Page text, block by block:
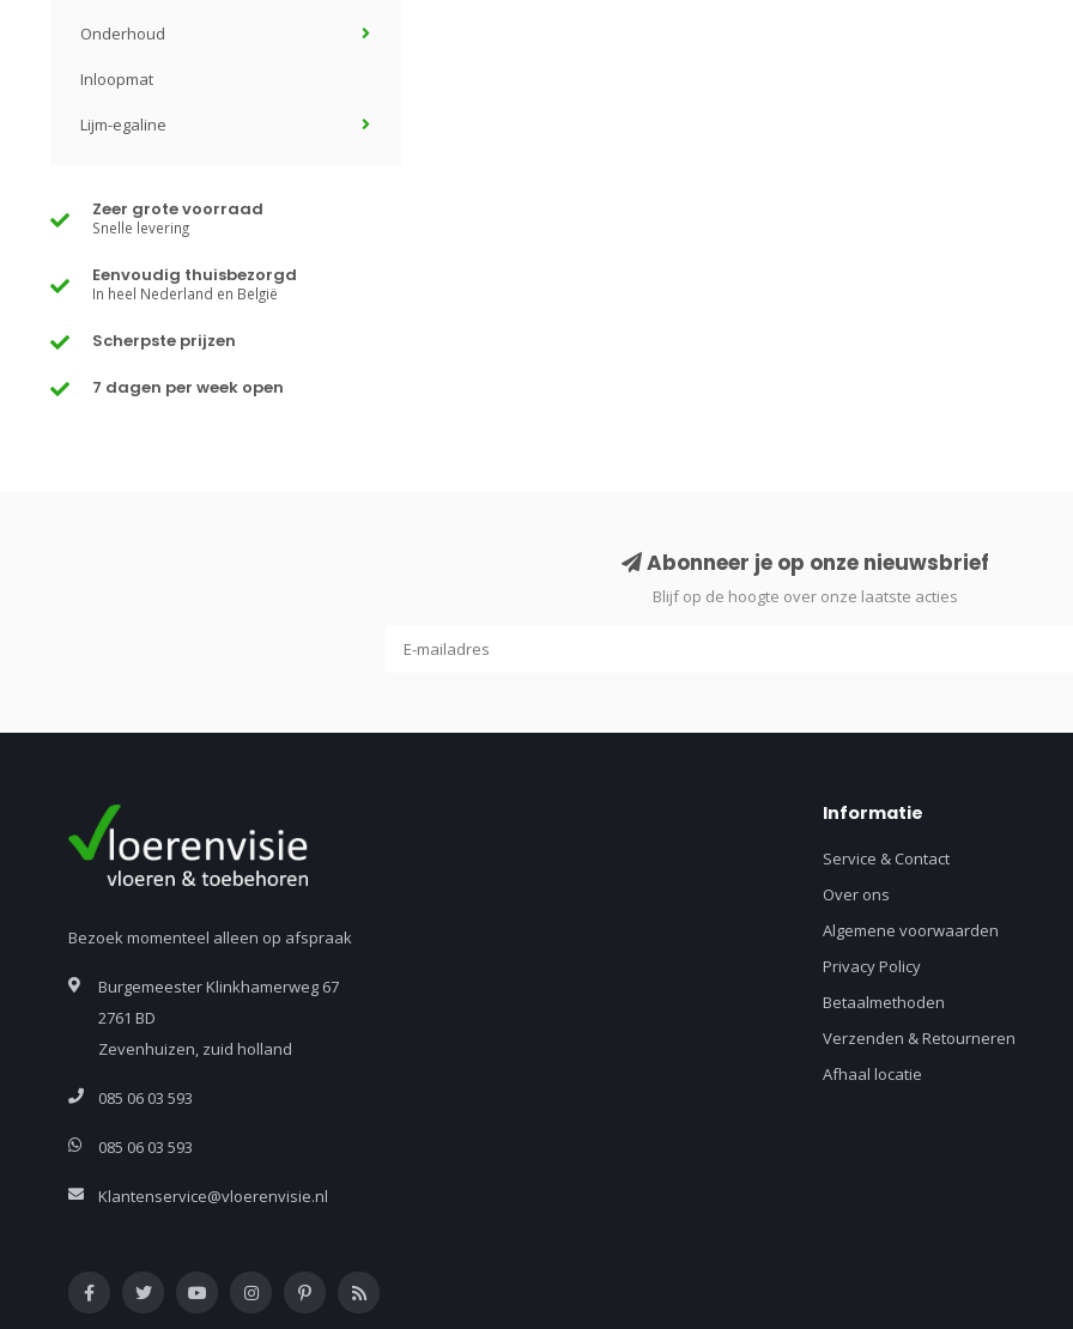
Onderhoud
Inloopmat
Lijm-egaline
Zeer grote voorraad
Snelle levering
Eenvoudig thuisbezorgd
In heel Nederland en België
Scherpste prijzen
7 dagen per week open
Abonneer je op onze nieuwsbrief
Blijf op de hoogte over onze laatste acties
Bezoek momenteel alleen op afspraak
Burgemeester Klinkhamerweg 67
2761 BD
Zevenhuizen, zuid holland
085 06 03 593
085 06 03 593
Klantenservice@vloerenvisie.nl
Informatie
Service & Contact
Over ons
Algemene voorwaarden
Privacy Policy
Betaalmethoden
Verzenden & Retourneren
Afhaal locatie